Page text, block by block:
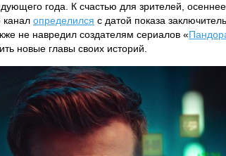
года. К счастью для зрителей,
канал определился с датой показа
не навредил создателям сериалов «
новые главы своих историй.